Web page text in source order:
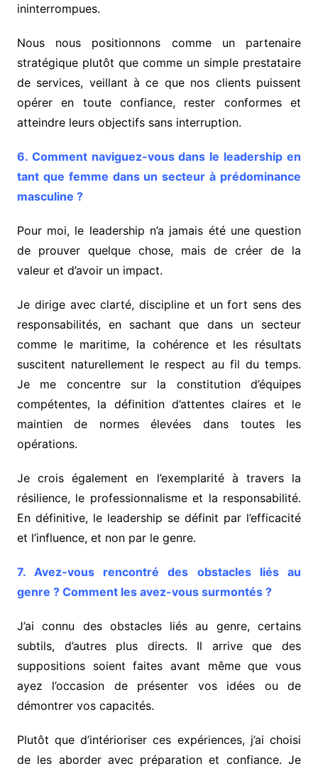
ininterrompues.
Nous nous positionnons comme un partenaire
stratégique plutôt que comme un simple prestataire
de services, veillant à ce que nos clients puissent
opérer en toute confiance, rester conformes et
atteindre leurs objectifs sans interruption.
6. Comment naviguez-vous dans le leadership en
tant que femme dans un secteur à prédominance
masculine ?
Pour moi, le leadership n’a jamais été une question
de prouver quelque chose, mais de créer de la
valeur et d’avoir un impact.
Je dirige avec clarté, discipline et un fort sens des
responsabilités, en sachant que dans un secteur
comme le maritime, la cohérence et les résultats
suscitent naturellement le respect au fil du temps.
Je me concentre sur la constitution d’équipes
compétentes, la définition d’attentes claires et le
maintien de normes élevées dans toutes les
opérations.
Je crois également en l’exemplarité à travers la
résilience, le professionnalisme et la responsabilité.
En définitive, le leadership se définit par l’efficacité
et l’influence, et non par le genre.
7. Avez-vous rencontré des obstacles liés au
genre ? Comment les avez-vous surmontés ?
J’ai connu des obstacles liés au genre, certains
subtils, d’autres plus directs. Il arrive que des
suppositions soient faites avant même que vous
ayez l’occasion de présenter vos idées ou de
démontrer vos capacités.
Plutôt que d’intérioriser ces expériences, j’ai choisi
de les aborder avec préparation et confiance. Je